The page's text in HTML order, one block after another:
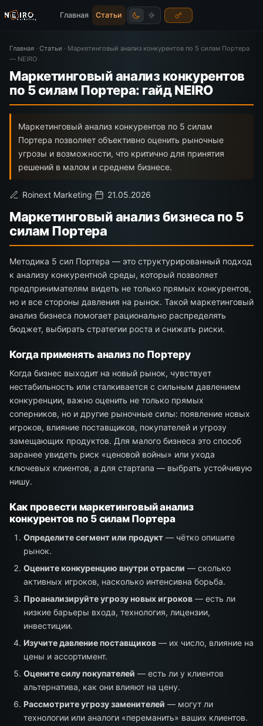
Главная Статьи
Главная · Статьи · Маркетинговый анализ конкурентов по 5 силам Портера
— NEIRO
Маркетинговый анализ конкурентов
по 5 силам Портера: гайд NEIRO
Маркетинговый анализ конкурентов по 5 силам
Портера позволяет объективно оценить рыночные
угрозы и возможности, что критично для принятия
решений в малом и среднем бизнесе.
Roinext Marketing· 21.05.2026
Маркетинговый анализ бизнеса по 5
силам Портера
Методика 5 сил Портера — это структурированный подход
к анализу конкурентной среды, который позволяет
предпринимателям видеть не только прямых конкурентов,
но и все стороны давления на рынок. Такой маркетинговый
анализ бизнеса помогает рационально распределять
бюджет, выбирать стратегии роста и снижать риски.
Когда применять анализ по Портеру
Когда бизнес выходит на новый рынок, чувствует
нестабильность или сталкивается с сильным давлением
конкуренции, важно оценить не только прямых
соперников, но и другие рыночные силы: появление новых
игроков, влияние поставщиков, покупателей и угрозу
замещающих продуктов. Для малого бизнеса это способ
заранее увидеть риск «ценовой войны» или ухода
ключевых клиентов, а для стартапа — выбрать устойчивую
нишу.
Как провести маркетинговый анализ
конкурентов по 5 силам Портера
Определите сегмент или продукт — чётко опишите
рынок.
Оцените конкуренцию внутри отрасли — сколько
активных игроков, насколько интенсивна борьба.
Проанализируйте угрозу новых игроков — есть ли
низкие барьеры входа, технология, лицензии,
инвестиции.
Изучите давление поставщиков — их число, влияние на
цены и ассортимент.
Оцените силу покупателей — есть ли у клиентов
альтернатива, как они влияют на цену.
Рассмотрите угрозу заменителей — могут ли
технологии или аналоги «переманить» ваших клиентов.